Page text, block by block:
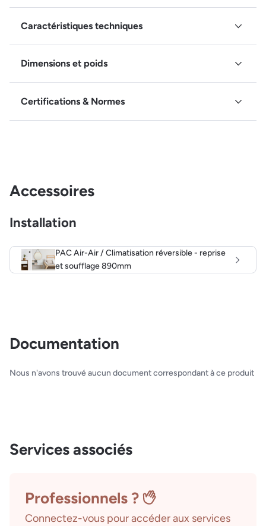
Caractéristiques techniques
Dimensions et poids
Certifications & Normes
Accessoires
Installation
PAC Air-Air / Climatisation réversible - reprise
et soufflage 890mm
Documentation
Nous n'avons trouvé aucun document correspondant à ce produit
Services associés
Professionnels ?
Connectez-vous pour accéder aux services